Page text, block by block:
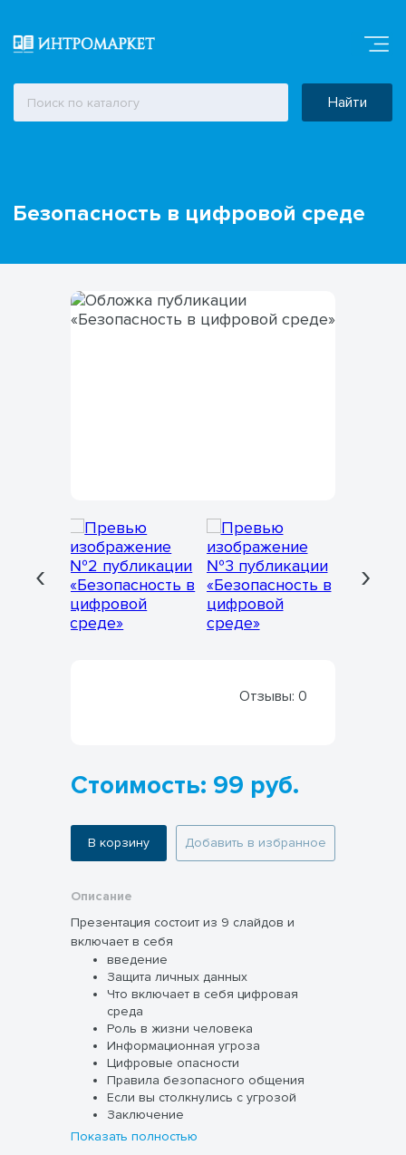
Найти
Безопасность в цифровой среде
‹ ›
Отзывы: 0
Стоимость: 99 руб.
В корзину Добавить в избранное
Описание
Презентация состоит из 9 слайдов и
включает в себя
введение
Защита личных данных
Что включает в себя цифровая
среда
Роль в жизни человека
Информационная угроза
Цифровые опасности
Правила безопасного общения
Если вы столкнулись с угрозой
Заключение
Показать полностью